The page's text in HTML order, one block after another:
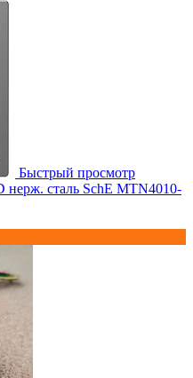
Быстрый просмотр
нерж. сталь SchE MTN4010-